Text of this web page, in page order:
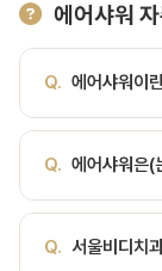
에어샤워
Q. 에어샤워이
카락에 묻은 미세
Shower)는 진료
입자를 제거하는
Q. 에어샤워은(
카락에 묻은 미세
Q. 서울비디치